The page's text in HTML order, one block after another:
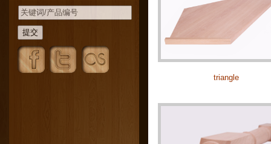
triangle